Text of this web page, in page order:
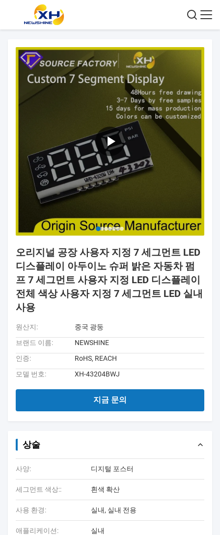
오리지널 공장 사용자 지정 7 세그먼트 LED
디스플레이 아두이노 슈퍼 밝은 자동차 펌
프 7 세그먼트 사용자 지정 LED 디스플레이
전체 색상 사용자 지정 7 세그먼트 LED 실내
사용
원산지:
중국 광둥
브랜드 이름:
NEWSHINE
인증:
RoHS, REACH
모델 번호:
XH-43204BWJ
지금 문의
상술
사양: 디지털 포스터
세그먼트 색상:: 흰색 확산
사용 환경: 실내, 실내 전용
애플리케이션: 실내